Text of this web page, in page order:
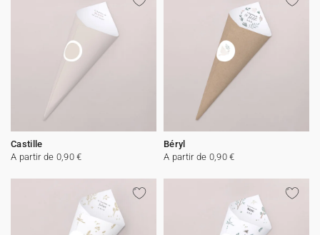
Castille
A partir de 0,90 €
Béryl
A partir de 0,90 €